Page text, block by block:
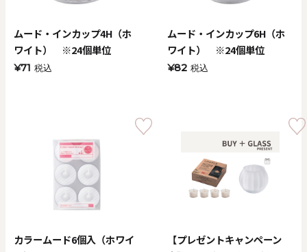
ムード・インカップ4H（ホ
ワイト） ※24個単位
¥71 税込
ムード・インカップ6H（ホ
ワイト） ※24個単位
¥82 税込
カラームード6個入（ホワイ
【プレゼントキャンペーン